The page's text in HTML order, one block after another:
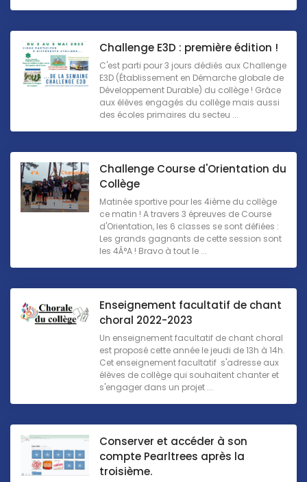
Challenge E3D : première édition !
C'est parti pour 3 jours dédiés aux Challenge
E3D (Établissement en Démarche globale de
Développement Durable) du collège ! Grâce
aux élèves engagés du collège mais aussi
des écoles primaires du secteu ...
Challenge Course d'Orientation du
Collège
Matinée sportive pour les 4ième du collège
ce matin ! A travers 3 épreuves de Course
d'Orientation, les 6 classes se sont défiées :
Les grands gagnants de cette session sont
les 4Â°A ! Bravo à tout le ...
Enseignement facultatif de chant
choral 2022-2023
Un enseignement facultatif de chant choral
est proposé cette année le jeudi de 13h à 14h.
Cet enseignement facultatif s'adresse aux
élèves de collège qui souhaitent chanter et
s'engager dans un projet ...
Conserver et accéder à son
compte Pearltrees après la
troisième.